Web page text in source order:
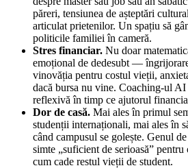
păreri, tensiunea de așteptări
articulat prietenilor. Un spațiu să
politicile familiei în cameră.
Stres financiar. Nu doar
emoțional de dedesubt —
vinovăția pentru costul vieții,
dacă bursa nu vine. Coaching-ul AI
reflexivă în timp ce ajutorul
Dor de casă. Mai ales în primul
studenții internaționali, mai ales în
când campusul se golește. Genul
simte „suficient de serioasă” pentru
cum cade restul vieții de student.